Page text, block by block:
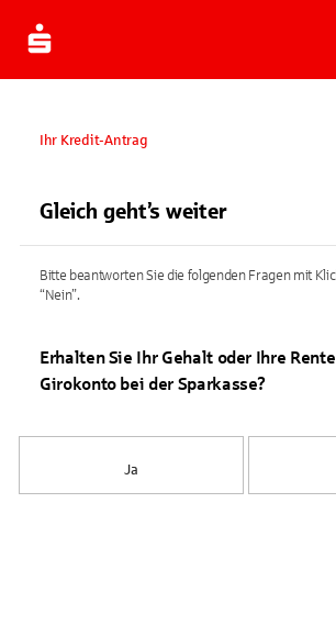
Ihr Kredit-Antrag
Gleich geht’s weiter
Bitte beantworten Sie die folgenden Fragen mit
“Nein”.
Erhalten Sie Ihr Gehalt oder Ihre
Girokonto bei der Sparkasse?
Ja